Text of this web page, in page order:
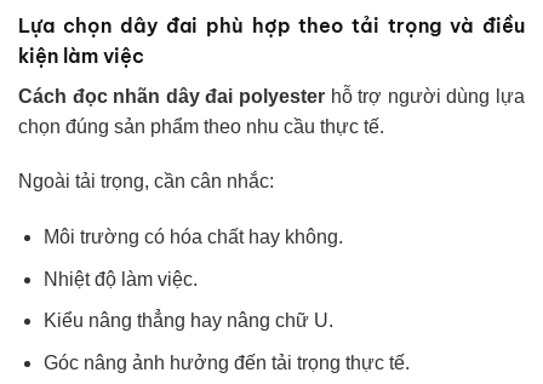
Lựa chọn dây đai phù hợp theo tải trọng và điều
kiện làm việc
Cách đọc nhãn dây đai polyester hỗ trợ người dùng lựa
chọn đúng sản phẩm theo nhu cầu thực tế.
Ngoài tải trọng, cần cân nhắc:
Môi trường có hóa chất hay không.
Nhiệt độ làm việc.
Kiểu nâng thẳng hay nâng chữ U.
Góc nâng ảnh hưởng đến tải trọng thực tế.